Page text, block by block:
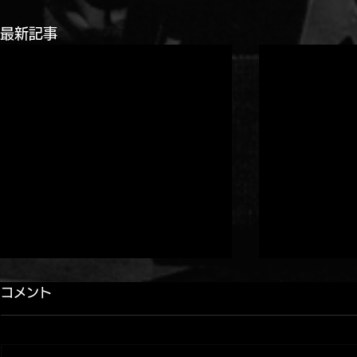
最新記事
コメント